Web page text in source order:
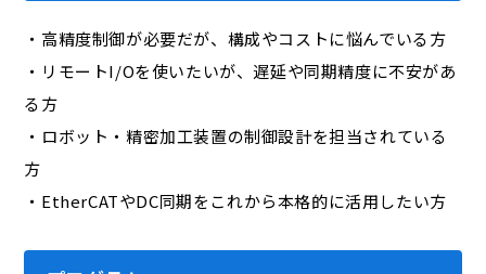
・高精度制御が必要だが、構成やコストに悩んでいる方
・リモートI/Oを使いたいが、遅延や同期精度に不安があ
る方
・ロボット・精密加工装置の制御設計を担当されている
方
・EtherCATやDC同期をこれから本格的に活用したい方